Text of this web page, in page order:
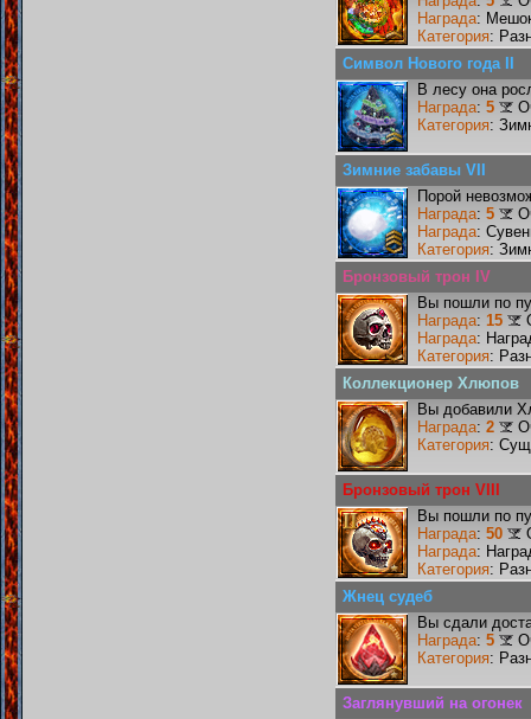
Награда:
Категория:
Символ Нового года II
В лесу она
Награда: 5
Категория:
Зимние забавы VII
Порой
Награда: 5
Награда:
Категория:
Бронзовый трон IV
Вы пошли по
Награда: 15
Награда:
Категория:
Коллекционер Хлюпов
Вы добавили
Награда: 2
Категория:
Бронзовый трон VIII
Вы пошли по
Награда: 50
Награда:
Категория:
Жнец судеб
Вы сдали
Награда: 5
Категория:
Заглянувший на огонек